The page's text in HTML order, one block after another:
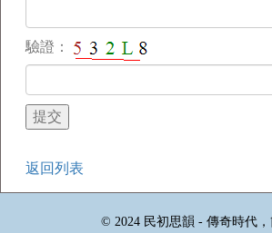
驗證：
返回列表
© 2024 民初思韻 - 傳奇時代，